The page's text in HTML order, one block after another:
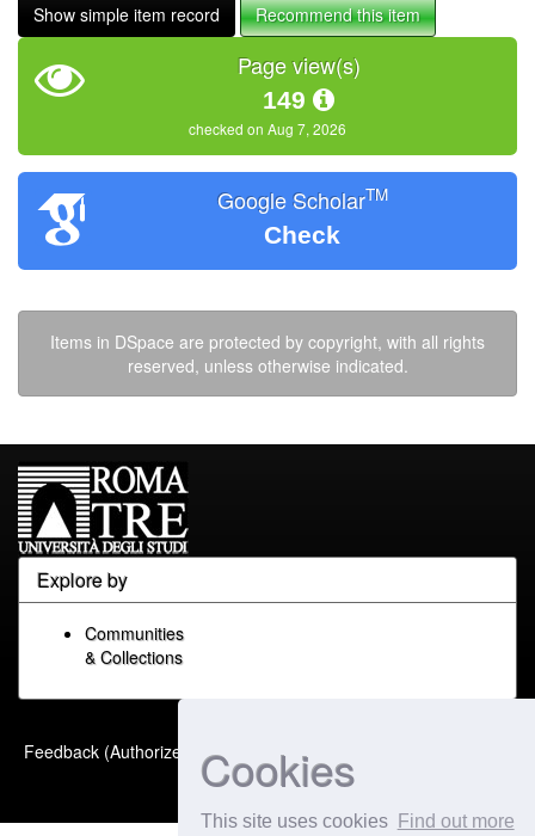
Cookies
This site uses cookies Find out more
Show simple item record Recommend this item
Page view(s)
149
checked on Aug 7, 2026
Google ScholarTM
Check
Items in DSpace are protected by copyright, with all rights
reserved, unless otherwise indicated.
Explore by
Communities
& Collections
Feedback (Authorized Only)
Extension maintained and
optimized by